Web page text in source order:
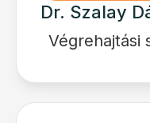
Dr. Szalay
Végrehajtási